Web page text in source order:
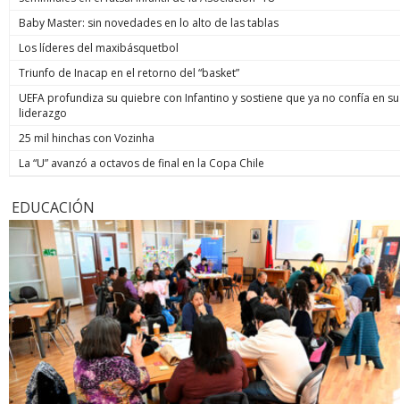
Baby Master: sin novedades en lo alto de las tablas
Los líderes del maxibásquetbol
Triunfo de Inacap en el retorno del “basket”
UEFA profundiza su quiebre con Infantino y sostiene que ya no confía en su
liderazgo
25 mil hinchas con Vozinha
La “U” avanzó a octavos de final en la Copa Chile
EDUCACIÓN